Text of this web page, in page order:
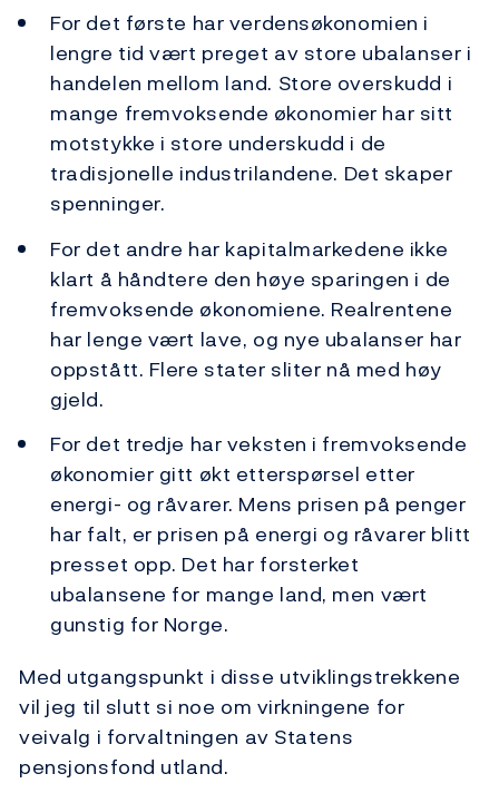
For det første har verdensøkonomien i
lengre tid vært preget av store ubalanser i
handelen mellom land. Store overskudd i
mange fremvoksende økonomier har sitt
motstykke i store underskudd i de
tradisjonelle industrilandene. Det skaper
spenninger.
For det andre har kapitalmarkedene ikke
klart å håndtere den høye sparingen i de
fremvoksende økonomiene. Realrentene
har lenge vært lave, og nye ubalanser har
oppstått. Flere stater sliter nå med høy
gjeld.
For det tredje har veksten i fremvoksende
økonomier gitt økt etterspørsel etter
energi- og råvarer. Mens prisen på penger
har falt, er prisen på energi og råvarer blitt
presset opp. Det har forsterket
ubalansene for mange land, men vært
gunstig for Norge.
Med utgangspunkt i disse utviklingstrekkene
vil jeg til slutt si noe om virkningene for
veivalg i forvaltningen av Statens
pensjonsfond utland.